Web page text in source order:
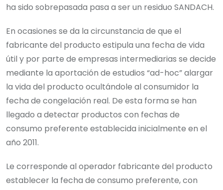
ha sido sobrepasada pasa a ser un residuo SANDACH.
En ocasiones se da la circunstancia de que el
fabricante del producto estipula una fecha de vida
útil y por parte de empresas intermediarias se decide
mediante la aportación de estudios “ad-hoc” alargar
la vida del producto ocultándole al consumidor la
fecha de congelación real. De esta forma se han
llegado a detectar productos con fechas de
consumo preferente establecida inicialmente en el
año 2011.
Le corresponde al operador fabricante del producto
establecer la fecha de consumo preferente, con